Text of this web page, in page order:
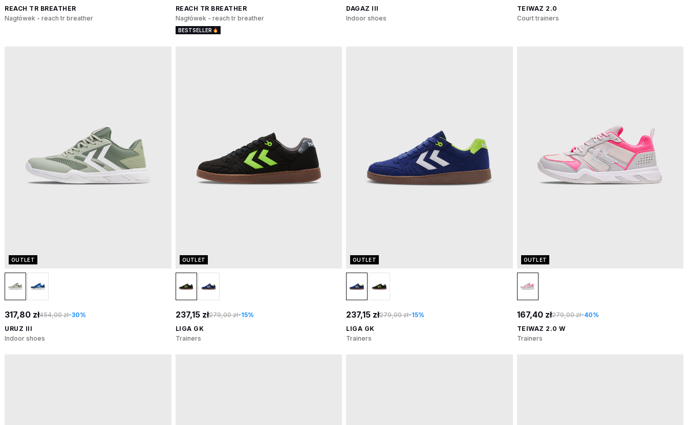
REACH TR BREATHER
Nagłówek - reach tr breather
REACH TR BREATHER
Nagłówek - reach tr breather
BESTSELLER
DAGAZ III
Indoor shoes
TEIWAZ 2.0
Court trainers
OUTLET
317,80 zł454,00 zł-30%
URUZ III
Indoor shoes
OUTLET
237,15 zł279,00 zł-15%
LIGA GK
Trainers
OUTLET
237,15 zł279,00 zł-15%
LIGA GK
Trainers
OUTLET
167,40 zł279,00 zł-40%
TEIWAZ 2.0 W
Trainers